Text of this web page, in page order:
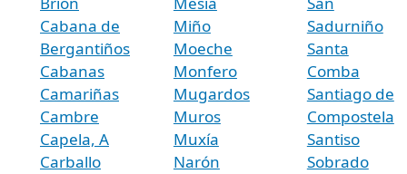
Cabana de
Bergantiños
Cabanas
Camariñas
Cambre
Capela, A
Carballo
Miño
Moeche
Monfero
Mugardos
Muros
Muxía
Narón
Sadurniño
Santa
Comba
Santiago de
Compostela
Santiso
Sobrado